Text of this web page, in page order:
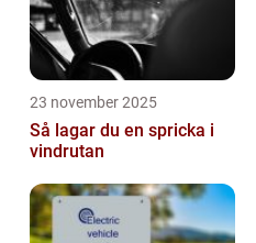
23 november 2025
Så lagar du en spricka i
vindrutan